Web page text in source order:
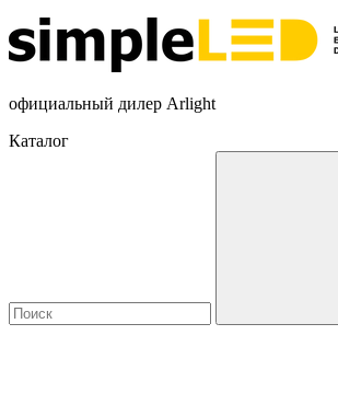
официальный дилер Arlight
Каталог